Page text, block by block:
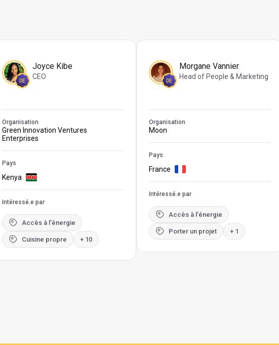
DE
Joyce Kibe
CEO
Organisation
Green Innovation Ventures
Enterprises
Pays
Kenya
Intéressé.e par
Accès à l'énergie
Cuisine propre + 10
DE
Morgane Vannier
Head of People & Marketing
Organisation
Moon
Pays
France
Intéressé.e par
Accès à l'énergie
Porter un projet + 1